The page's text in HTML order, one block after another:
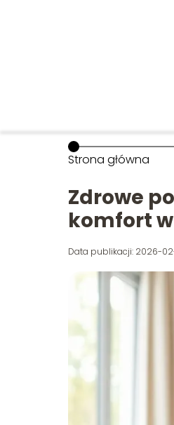
Strona główna
Zdrowe
komfort
Data publikacji: 2026-